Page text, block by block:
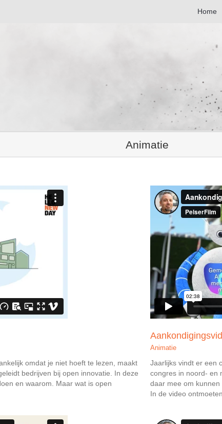
Home
Animatie
omdat je niet hoeft te lezen, maakt
bedrijven bij open innovatie. In deze
en waarom. Maar wat is open
Animatie
Jaarlijks vindt er een
congres in noord- en
daar mee om kunnen
In de video